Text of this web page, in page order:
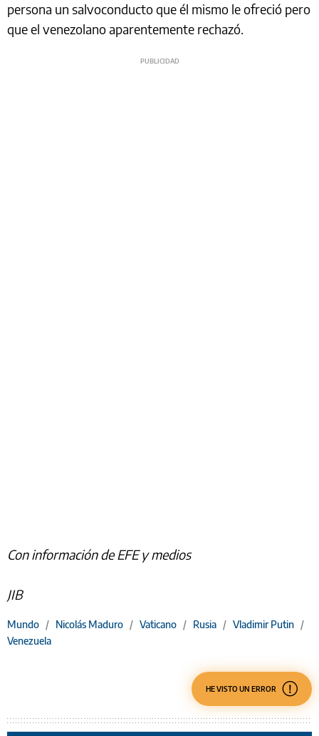
persona un salvoconducto que él mismo le ofreció pero
que el venezolano aparentemente rechazó.
Con información de EFE y medios
JIB
Mundo / Nicolás Maduro / Vaticano / Rusia / Vladimir Putin /
Venezuela
HE VISTO UN ERROR